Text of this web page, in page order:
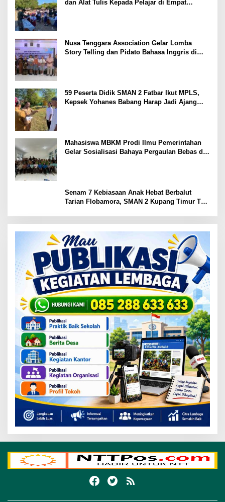
dan Alat Tulis Kepada Pelajar di Empat
Nusa Tenggara Association Gelar Lomba
Story Telling dan Pidato Bahasa Inggris di
59 Peserta Didik SMAN 2 Fatbar Ikut MPLS,
Kepsek Yohanes Babang Harap Jadi Ajang
Mahasiswa MBKM Prodi Ilmu Pemerintahan
Gelar Sosialisasi Bahaya Pergaulan Bebas di
Senam 7 Kebiasaan Anak Hebat Berbalut
Tarian Flobamora, SMAN 2 Kupang Timur Tuai